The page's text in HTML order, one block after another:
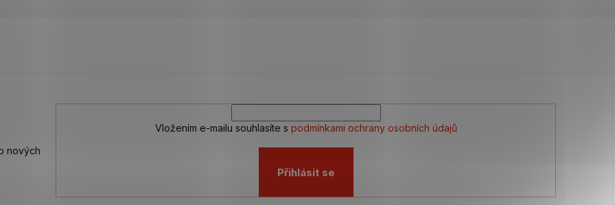
nových
Vložením e-mailu souhlasíte s podmínkami ochrany osobních údajů
Přihlásit se